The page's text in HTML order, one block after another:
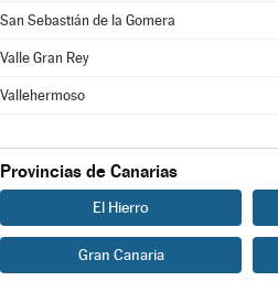
San Sebastián de la Gomera
Valle Gran Rey
Vallehermoso
Provincias de Canarias
El Hierro
Gran Canaria